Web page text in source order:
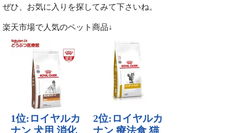
ぜひ、お気に入りを探してみて下さいね。
楽天市場で人気のペット商品↓